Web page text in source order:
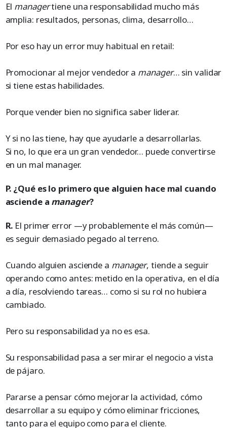
El managertiene una responsabilidad mucho más
amplia: resultados, personas, clima, desarrollo…
Por eso hay un error muy habitual en retail:
Promocionar al mejor vendedor a manager… sin validar
si tiene estas habilidades.
Porque vender bien no significa saber liderar.
Y si no las tiene, hay que ayudarle a desarrollarlas.
Si no, lo que era un gran vendedor… puede convertirse
en un mal manager.
P. ¿Qué es lo primero que alguien hace mal cuando
asciende a manager?
R. El primer error —y probablemente el más común—
es seguir demasiado pegado al terreno.
Cuando alguien asciende a manager, tiende a seguir
operando como antes: metido en la operativa, en el día
a día, resolviendo tareas… como si su rol no hubiera
cambiado.
Pero su responsabilidad ya no es esa.
Su responsabilidad pasa a ser mirar el negocio a vista
de pájaro.
Pararse a pensar cómo mejorar la actividad, cómo
desarrollar a su equipo y cómo eliminar fricciones,
tanto para el equipo como para el cliente.